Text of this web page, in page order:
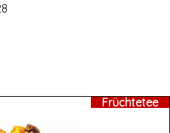
Früchtetee